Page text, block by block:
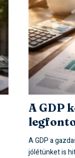
A GDP
A GDP a
jólétünket is